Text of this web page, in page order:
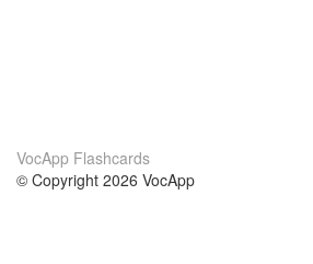
VocApp Flashcards
© Copyright 2026 VocApp